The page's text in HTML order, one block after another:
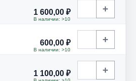
1 600,00 ₽
В наличии: >10
+
600,00 ₽
В наличии: >10
+
1 100,00 ₽ +